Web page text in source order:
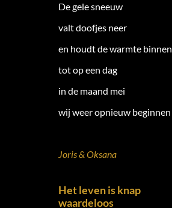
De gele sneeuw
valt doofjes neer
en houdt de warmte binnen
tot op een dag
in de maand mei
wij weer opnieuw beginnen
Joris & Oksana
Het leven is knap
waardeloos